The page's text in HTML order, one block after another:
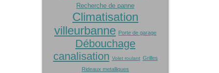
Recherche de panne
Climatisation
villeurbanne Porte de garage
Débouchage
canalisation Volet roulant Grilles
Rideaux metalliques